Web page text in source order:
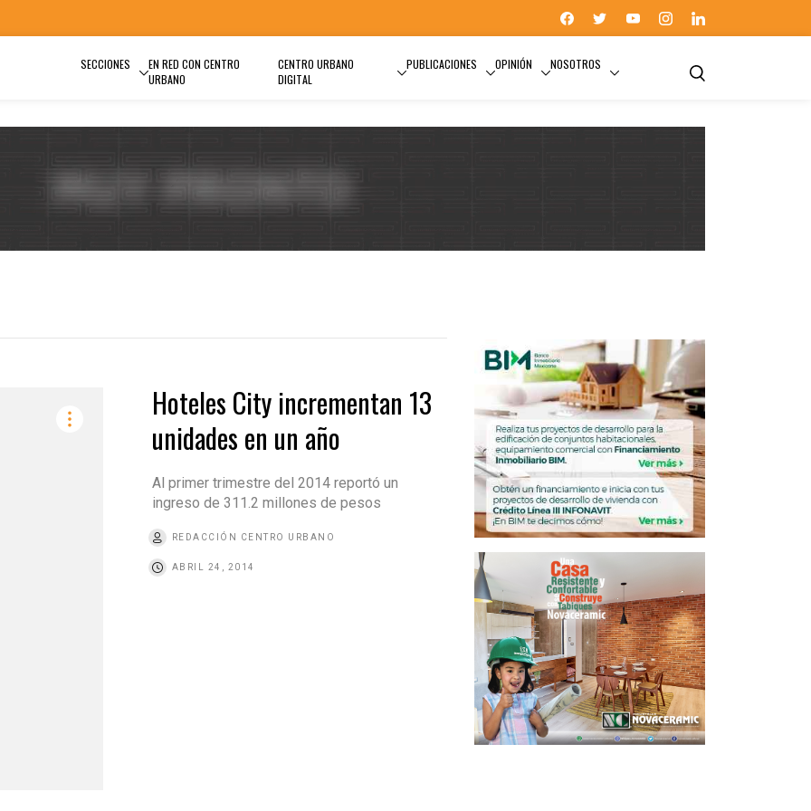
SECCIONES
EN RED CON CENTRO
URBANO
CENTRO URBANO
DIGITAL
PUBLICACIONES OPINIÓN NOSOTROS
Hoteles City incrementan 13
unidades en un año
Al primer trimestre del 2014 reportó un
ingreso de 311.2 millones de pesos
REDACCIÓN CENTRO URBANO
ABRIL 24, 2014
2014